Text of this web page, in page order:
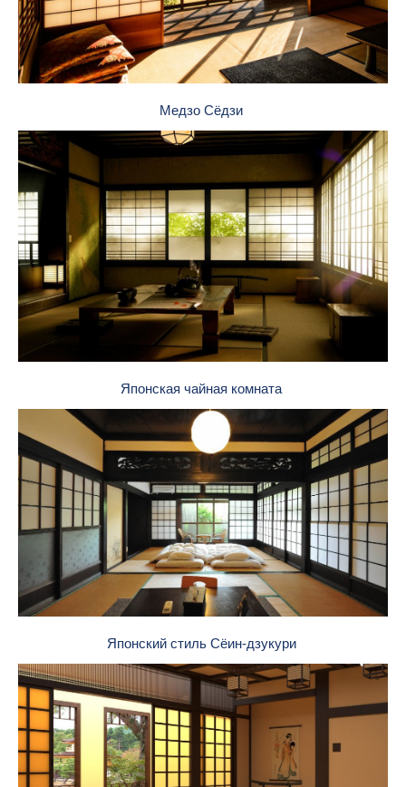
Медзо Сёдзи
Японская чайная комната
Японский стиль Сёин-дзукури